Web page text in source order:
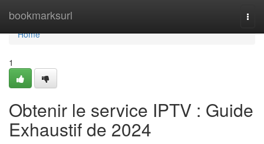
bookmarksurl
Home
Home
1
Obtenir le service IPTV : Guide
Exhaustif de 2024